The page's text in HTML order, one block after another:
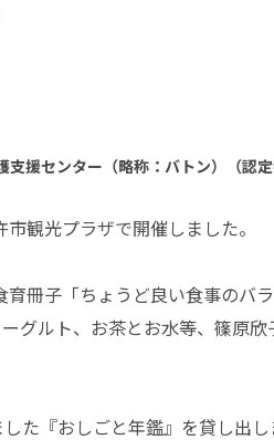
援センター（略称：バトン）（認定
観光プラザで開催しました。
冊子「ちょうど良い食事のバ
グルト、お茶とお水等、篠原
た『おしごと年鑑』を貸し出し